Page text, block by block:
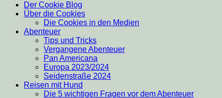
Der Cookie Blog
Über die Cookies
Die Cookies in den Medien
Abenteuer
Tips und Tricks
Vergangene Abenteuer
Pan Americana
Europa 2023/2024
Seidenstraße 2024
Reisen mit Hund
Die 5 wichtigen Fragen vor dem Abenteuer